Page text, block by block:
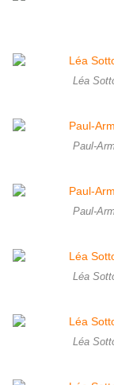
Léa
Paul-
Paul-
Léa
Léa